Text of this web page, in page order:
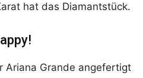
hat das Diamantstück.
Ariana Grande angefertigt